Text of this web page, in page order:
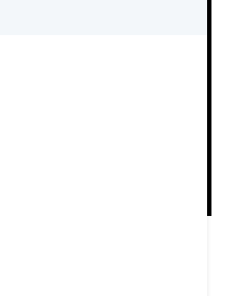
nguyên nhân làm